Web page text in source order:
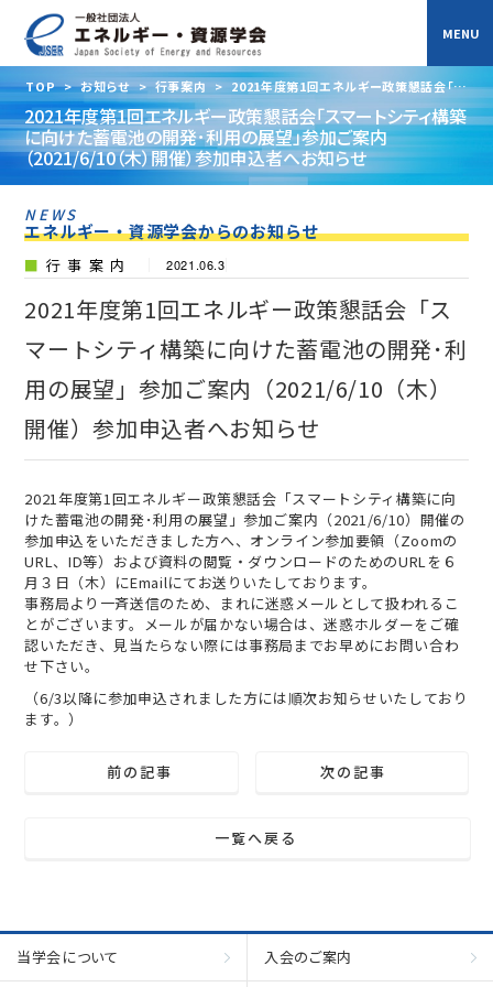
TOP > お知らせ > 行事案内 > 2021年度第1回エネルギー政策懇話会「ス
マートシティ構築に向けた蓄電池の開発･利用の展望」参加ご案内
（2021/6/10（木）開催）参加申込者へお知らせ
2021年度第1回エネルギー政策懇話会「スマートシティ構築
に向けた蓄電池の開発･利用の展望」参加ご案内
（2021/6/10（木）開催）参加申込者へお知らせ
NEWS
エネルギー・資源学会からのお知らせ
行事案内 2021.06.3
2021年度第1回エネルギー政策懇話会「ス
マートシティ構築に向けた蓄電池の開発･利
用の展望」参加ご案内（2021/6/10（木）
開催）参加申込者へお知らせ
2021年度第1回エネルギー政策懇話会「スマートシティ構築に向
けた蓄電池の開発･利用の展望」参加ご案内（2021/6/10）開催の
参加申込をいただきました方へ、オンライン参加要領（Zoomの
URL、ID等）および資料の閲覧・ダウンロードのためのURLを６
月３日（木）にEmailにてお送りいたしております。
事務局より一斉送信のため、まれに迷惑メールとして扱われるこ
とがございます。メールが届かない場合は、迷惑ホルダーをご確
認いただき、見当たらない際には事務局までお早めにお問い合わ
せ下さい。
（6/3以降に参加申込されました方には順次お知らせいたしており
ます。）
前の記事
一覧へ戻る
次の記事
当学会について 入会のご案内